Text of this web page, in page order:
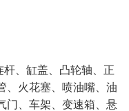
、缸盖、凸轮轴、正
、火花塞、喷油嘴、油
门、车架、变速箱、悬